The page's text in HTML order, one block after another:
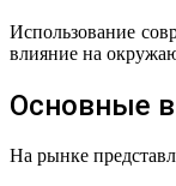
Использование
влияние на
Основные
На рынке